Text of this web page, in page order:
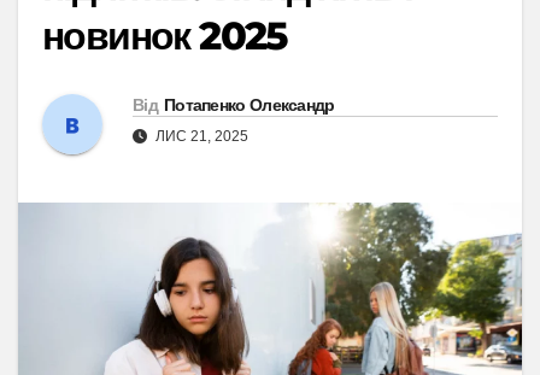
новинок 2025
Від Потапенко Олександр
ЛИС 21, 2025